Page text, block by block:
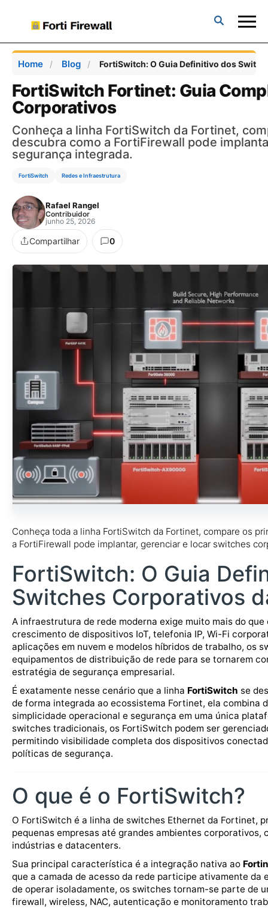
Forti
Firewall
Home Blog FortiSwitch: O Guia Definitivo dos
FortiSwitch Fortinet: Guia
Corporativos
Conheça a linha FortiSwitch da Fortinet,
descubra como a FortiFirewall pode
segurança integrada.
FortiSwitch Redes e Infraestrutura
Rafael Rangel
Contribuidor
junho 25, 2026
Compartilhar 0
Conheça toda a linha FortiSwitch da Fortinet, compare os
a FortiFirewall pode implantar, gerenciar e locar switches
FortiSwitch: O Guia
Switches Corporativos
A infraestrutura de rede moderna exige muito mais do
crescimento de dispositivos IoT, telefonia IP, Wi-Fi
aplicações em nuvem e modelos híbridos de trabalho, os
equipamentos de distribuição de rede para se tornarem
estratégia de segurança empresarial.
É exatamente nesse cenário que a linha FortiSwitch se
de forma integrada ao ecossistema Fortinet, ela combina
simplicidade operacional e segurança em uma única
switches tradicionais, os FortiSwitch podem ser
permitindo visibilidade completa dos dispositivos
políticas de segurança.
O que é o FortiSwitch?
O FortiSwitch é a linha de switches Ethernet da Fortinet,
pequenas empresas até grandes ambientes corporativos,
indústrias e datacenters.
Sua principal característica é a integração nativa ao
que a camada de acesso da rede participe ativamente da
de operar isoladamente, os switches tornam-se parte de
firewall, wireless, NAC, autenticação e monitoramento